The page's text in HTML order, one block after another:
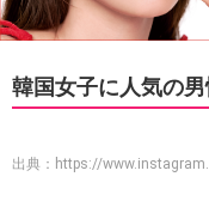
韓国女子に人気の
出典： https://